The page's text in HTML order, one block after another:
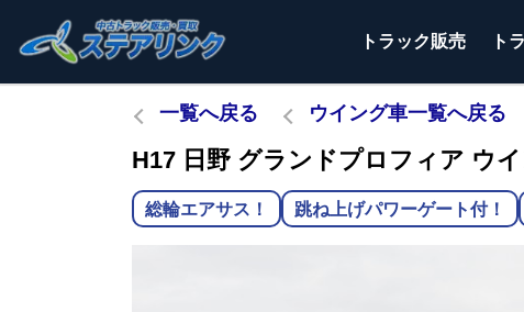
トラック販売 ト
一覧へ戻る ウイング車一覧へ戻る
H17 日野 グランドプロフィア ウ
総輪エアサス！ 跳ね上げパワーゲート付！